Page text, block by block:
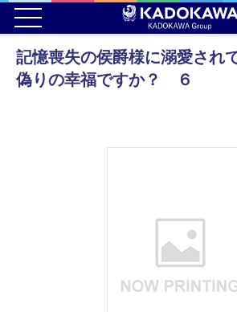
記憶喪失の侯爵様に溺愛され
偽りの幸福ですか？ ６